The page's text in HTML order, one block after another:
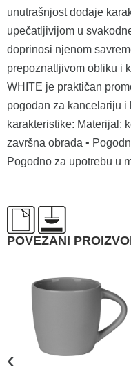
unutrašnjost dodaje
upečatljivijom u
doprinosi njenom
prepoznatljivom obliku i
WHITE je praktičan
pogodan za kancelariju
karakteristike: Materijal:
završna obrada •
Pogodno za upotrebu u
POVEZANI
‹